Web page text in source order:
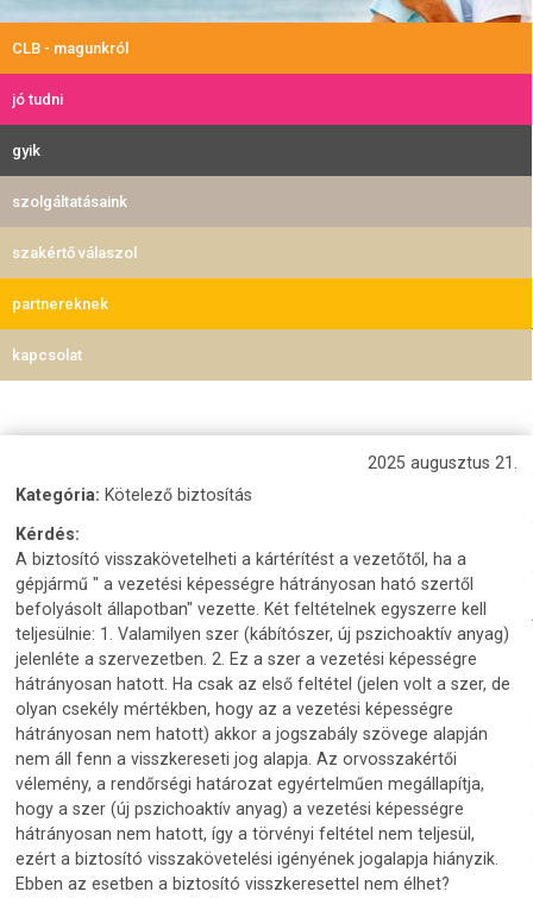
CLB - magunkról
jó tudni
gyik
szolgáltatásaink
szakértő válaszol
partnereknek
kapcsolat
2025 augusztus 21.
Kategória: Kötelező biztosítás
Kérdés:
A biztosító visszakövetelheti a kártérítést a vezetőtől, ha a
gépjármű " a vezetési képességre hátrányosan ható szertől
befolyásolt állapotban" vezette. Két feltételnek egyszerre kell
teljesülnie: 1. Valamilyen szer (kábítószer, új pszichoaktív anyag)
jelenléte a szervezetben. 2. Ez a szer a vezetési képességre
hátrányosan hatott. Ha csak az első feltétel (jelen volt a szer, de
olyan csekély mértékben, hogy az a vezetési képességre
hátrányosan nem hatott) akkor a jogszabály szövege alapján
nem áll fenn a visszkereseti jog alapja. Az orvosszakértői
vélemény, a rendőrségi határozat egyértelműen megállapítja,
hogy a szer (új pszichoaktív anyag) a vezetési képességre
hátrányosan nem hatott, így a törvényi feltétel nem teljesül,
ezért a biztosító visszakövetelési igényének jogalapja hiányzik.
Ebben az esetben a biztosító visszkeresettel nem élhet?